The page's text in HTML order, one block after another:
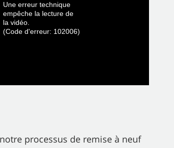
Une erreur technique
empêche la lecture de
la vidéo.
(Code d'erreur: 102006)
processus de remise à neuf